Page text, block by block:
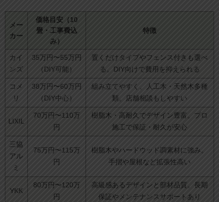
メー
カー
価格目安（10
畳・工事費込
み）
特徴
カイ
ンズ
35万円〜55万円
（DIY可能）
置くだけタイプやフェンス付きも選べ
る。DIY向けで費用を抑えられる
コメ
リ
38万円〜60万円
（DIY中心）
組み立てやすく、人工木・天然木多種
類。店舗相談もしやすい
LIXIL
70万円〜110万
円
樹脂木・高耐久でデザイン豊富。プロ
施工で保証・耐久が安心
三協
アル
ミ
75万円〜115万
円
樹脂木やハードウッド調素材に強み。
手摺や屋根など拡張性高い
YKK
80万円〜120万
円
高級感あるデザインと部材品質。長期
保証やメンテナンスサポートあり